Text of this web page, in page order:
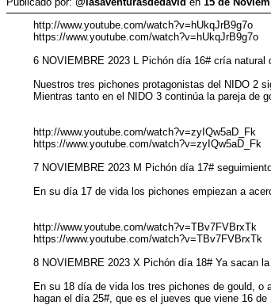
http://www.youtube.com/watch?v=hUkqJrB9g7o
https://www.youtube.com/watch?v=hUkqJrB9g7o
6 NOVIEMBRE 2023 L Pichón día 16# cría natural
Nuestros tres pichones protagonistas del NIDO 2
Mientras tanto en el NIDO 3 continúa la pareja de
http://www.youtube.com/watch?v=zyIQw5aD_Fk
https://www.youtube.com/watch?v=zyIQw5aD_Fk
7 NOVIEMBRE 2023 M Pichón día 17#
En su día 17 de vida los pichones empiezan a
http://www.youtube.com/watch?v=TBv7FVBrxTk
https://www.youtube.com/watch?v=TBv7FVBrxTk
8 NOVIEMBRE 2023 X Pichón día 18# Ya sacan
En su 18 día de vida los tres pichones de gould,
hagan el día 25#, que es el jueves que viene 16 de